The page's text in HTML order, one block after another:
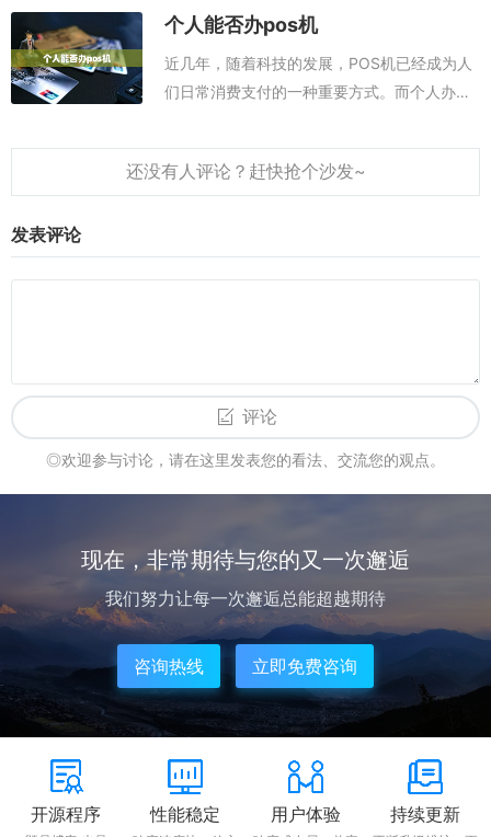
应用越来越广泛，在商业活动中，POS机成为
实现现代化管理的重要...
个人能否办pos机
近几年，随着科技的发展，POS机已经成为人
们日常消费支付的一种重要方式。而个人办理
们可以更加方便地支付。那么，个人是否可以
办理POS机呢？手机pos机app，...
发表评论
评论
◎欢迎参与讨论，请在这里发表您的看法、交流您的观点。
现在，非常期待与您的又一次邂逅
我们努力让每一次邂逅总能超越期待
咨询热线 立即免费咨询
开源程序 性能稳定 用户体验 持续更新